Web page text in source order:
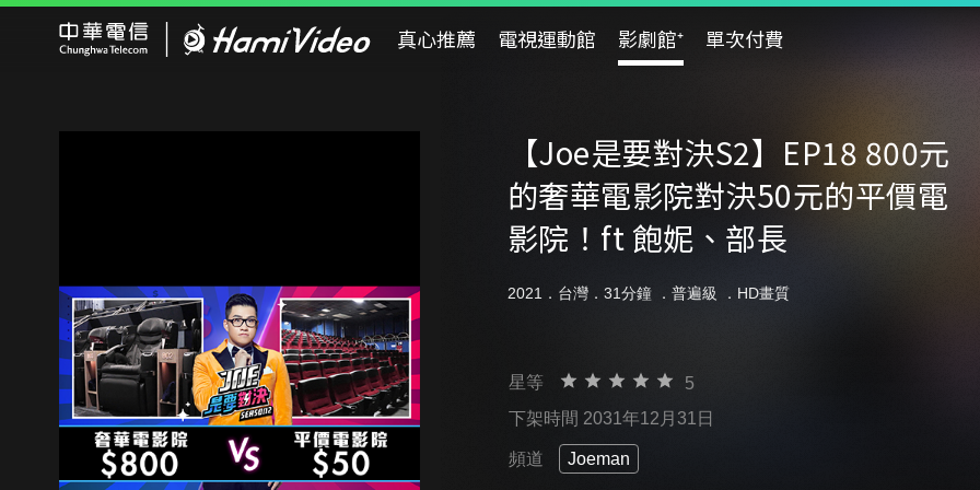
真心推薦 電視運動館 影劇館⁺ 單次付費
【Joe是要對決S2】EP18 800元
的奢華電影院對決50元的平價電
影院！ft 飽妮、部長
2021．台灣．31分鐘 ． 普遍級 ．HD畫質
星等
5
下架時間 2031年12月31日
頻道 Joeman